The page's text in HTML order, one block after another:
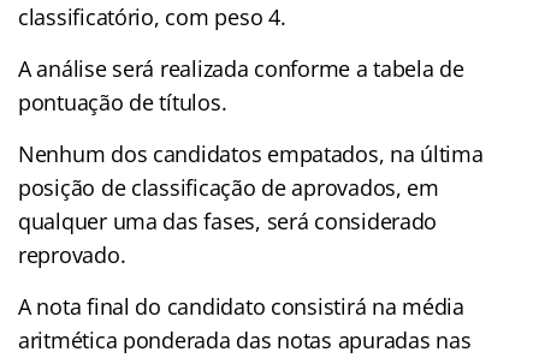
classificatório, com peso 4.
A análise será realizada conforme a tabela de
pontuação de títulos.
Nenhum dos candidatos empatados, na última
posição de classificação de aprovados, em
qualquer uma das fases, será considerado
reprovado.
A nota final do candidato consistirá na média
aritmética ponderada das notas apuradas nas